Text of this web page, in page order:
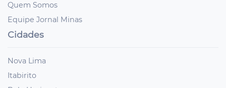
Quem Somos
Equipe Jornal Minas
Cidades
Nova Lima
Itabirito